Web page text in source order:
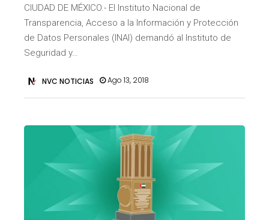
CIUDAD DE MÉXICO.- El Instituto Nacional de
Transparencia, Acceso a la Información y Protección
de Datos Personales (INAI) demandó al Instituto de
Seguridad y…
NVC NOTICIAS Ago 13, 2018